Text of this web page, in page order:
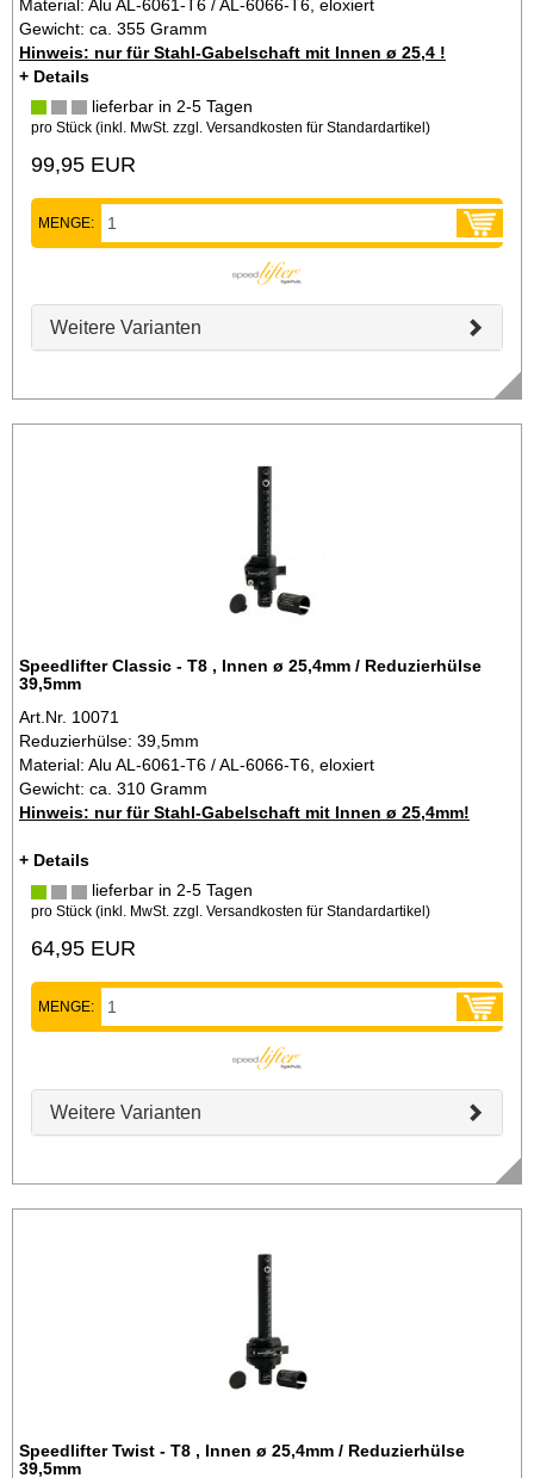
Material: Alu AL-6061-T6 / AL-6066-T6, eloxiert
Gewicht: ca. 355 Gramm
Hinweis: nur für Stahl-Gabelschaft mit Innen ø 25,4 !
+ Details
lieferbar in 2-5 Tagen
pro Stück (inkl. MwSt. zzgl. Versandkosten für Standardartikel )
99,95 EUR
MENGE:
Weitere Varianten
Speedlifter Classic - T8 , Innen ø 25,4mm / Reduzierhülse
39,5mm
Art.Nr. 10071
Reduzierhülse: 39,5mm
Material: Alu AL-6061-T6 / AL-6066-T6, eloxiert
Gewicht: ca. 310 Gramm
Hinweis: nur für Stahl-Gabelschaft mit Innen ø 25,4mm!
+ Details
lieferbar in 2-5 Tagen
pro Stück (inkl. MwSt. zzgl. Versandkosten für Standardartikel )
64,95 EUR
MENGE:
Weitere Varianten
Speedlifter Twist - T8 , Innen ø 25,4mm / Reduzierhülse
39,5mm